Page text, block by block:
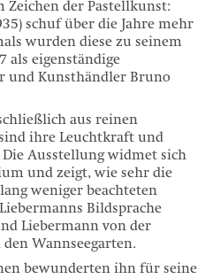
Zeichen der Pastellkunst:
schuf über die Jahre mehr
wurden diese zu seinem
als eigenständige
und Kunsthändler Bruno
aus reinen
ihre Leuchtkraft und
Ausstellung widmet sich
und zeigt, wie sehr die
weniger beachteten
Bildsprache
Liebermann von der
Wannseegarten.
bewunderten ihn für seine